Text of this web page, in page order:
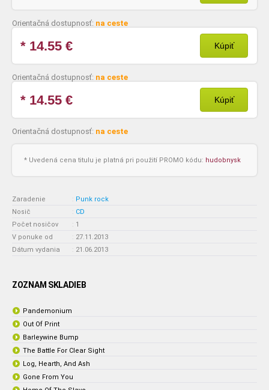
Orientačná dostupnosť: na ceste
* 14.55 € Kúpiť
Orientačná dostupnosť: na ceste
* 14.55 € Kúpiť
Orientačná dostupnosť: na ceste
* Uvedená cena titulu je platná pri použití PROMO kódu: hudobnysk
Zaradenie : Punk rock
Nosič
: CD
Počet nosičov
: 1
V ponuke od
: 27.11.2013
Dátum vydania
: 21.06.2013
ZOZNAM SKLADIEB
Pandemonium
Out Of Print
Barleywine Bump
The Battle For Clear Sight
Log, Hearth, And Ash
Gone From You